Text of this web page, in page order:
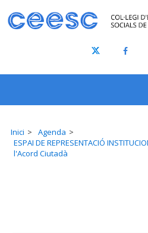
Inici
Agenda
ESPAI DE REPRESENTACIÓ
l'Acord Ciutadà